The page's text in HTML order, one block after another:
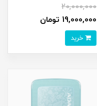
20,000,000
19,000,000 تومان